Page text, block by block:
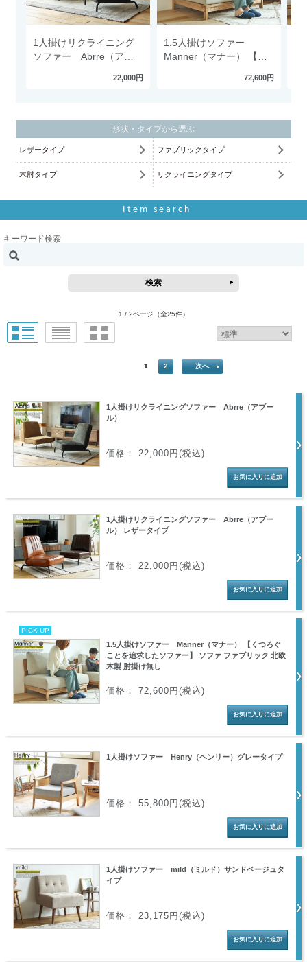
1人掛けリクライニング
ソファー Abrre（アブ
22,000円
1.5人掛けソファー
Manner（マナー） 【く
ファー】 ソファ ファブ
72,600円
形状・タイプから選ぶ
レザータイプ ファブリックタイプ
木肘タイプ リクライニングタイプ
Item search
キーワード検索
1 / 2ページ （全25件）
1 2 次へ
1人掛けリクライニングソファー Abrre（アブー
ル）
価格： 22,000円(税込)
1人掛けリクライニングソファー Abrre（アブー
ル） レザータイプ
価格： 22,000円(税込)
PICK UP
1.5人掛けソファー Manner（マナー） 【くつろぐ
ことを追求したソファー】 ソファ ファブリック 北欧
木製 肘掛け無し
価格： 72,600円(税込)
1人掛けソファー Henry（ヘンリー）グレータイプ
価格： 55,800円(税込)
1人掛けソファー mild（ミルド）サンドベージュタ
イプ
価格： 23,175円(税込)